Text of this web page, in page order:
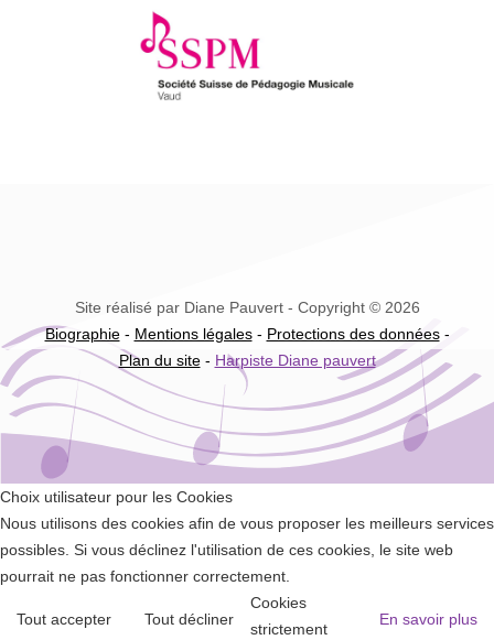
Site réalisé par Diane Pauvert - Copyright © 2026
Biographie- Mentions légales- Protections des données-
Plan du site- Harpiste Diane pauvert
Choix utilisateur pour les Cookies
Nous utilisons des cookies afin de vous proposer les meilleurs services
possibles. Si vous déclinez l'utilisation de ces cookies, le site web
pourrait ne pas fonctionner correctement.
Tout accepter Tout décliner En savoir plus
Cookies
strictement